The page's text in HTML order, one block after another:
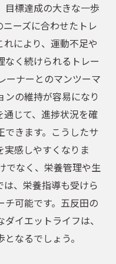
目標達成の大きな一歩
ーズに合わせたトレ
により、運動不足や
なく続けられるトレー
ーナーとのマンツーマ
ンの維持が容易になり
通じて、進捗状況を確
できます。こうしたサ
実感しやすくなりま
でなく、栄養管理や生
、栄養指導も受けら
可能です。五反田の
イエットライフは、
なるでしょう。